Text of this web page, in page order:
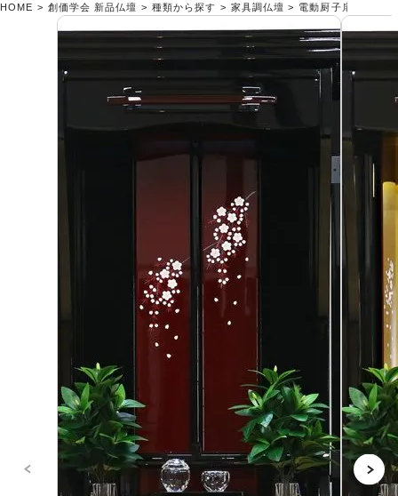
HOME 創価学会 新品仏壇 種類から探す 家具調仏壇 電動厨子扉